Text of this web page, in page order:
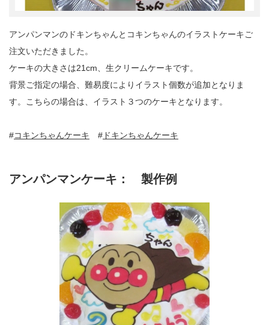
アンパンマンのドキンちゃんとコキンちゃんのイラストケーキご
注文いただきました。
ケーキの大きさは21cm、生クリームケーキです。
背景ご指定の場合、難易度によりイラスト個数が追加となりま
す。こちらの場合は、イラスト３つのケーキとなります。
#コキンちゃんケーキ # ドキンちゃんケーキ
アンパンマンケーキ： 製作例